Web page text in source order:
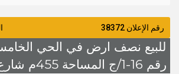
رقم الإعلان 38372
للبيع نصف ارض في الحي